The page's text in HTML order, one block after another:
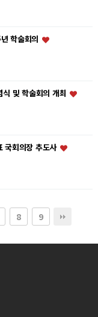
학술회의
및 학술회의 개최
국회의장 추도사
8 9